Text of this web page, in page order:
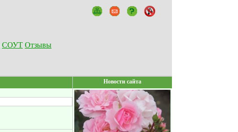
СОУТ Отзывы
Новости сайта